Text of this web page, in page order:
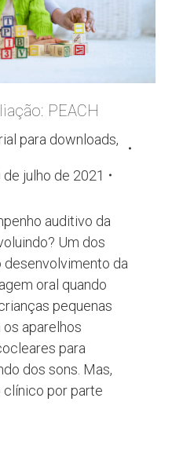
PEACH
para downloads,
de julho de 2021
auditivo da
Um dos
da
oral quando
pequenas
aparelhos
para
dos sons. Mas,
clínico por parte